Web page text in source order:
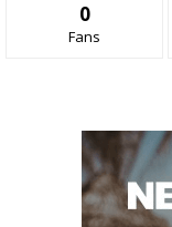
0
Fans